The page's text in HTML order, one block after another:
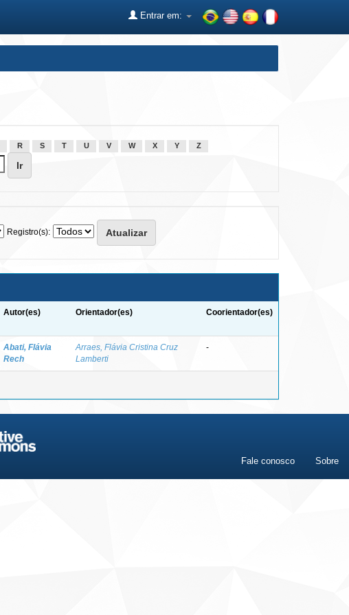
Entrar em:
R S T U V W X Y Z
Registro(s):
Autor(es) Orientador(es) Coorientador(es)
Abati, Flávia
Rech
Arraes, Flávia Cristina Cruz
Lamberti
-
Fale conosco Sobre